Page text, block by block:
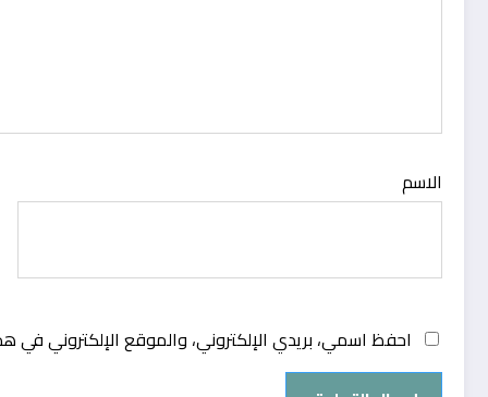
الاسم
احفظ اسمي، بريدي الإلكتروني، والموقع الإلكتروني في